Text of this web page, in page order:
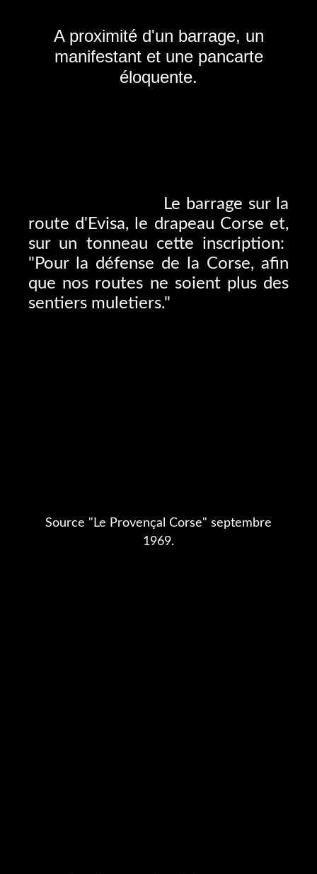
A proximité d'un barrage, un
manifestant et une pancarte
éloquente.
Le barrage sur la
route d'Evisa, le drapeau Corse et,
sur un tonneau cette inscription:
"Pour la défense de la Corse, afin
que nos routes ne soient plus des
sentiers muletiers."
Source "Le Provençal Corse" septembre
1969.